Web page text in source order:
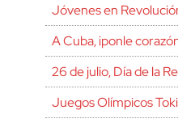
Jóvenes en
A Cuba, ¡ponle
26 de julio, Día de la
Juegos Olímpicos